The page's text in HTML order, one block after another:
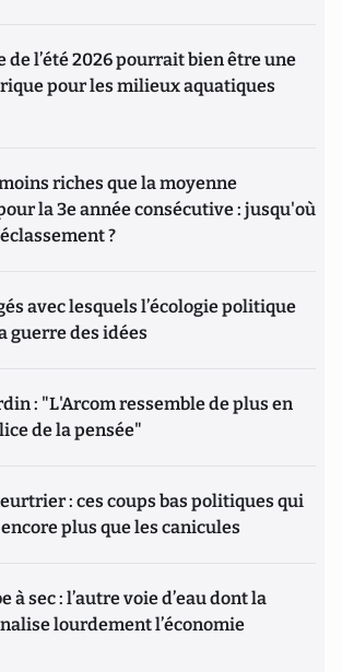
de l’été 2026 pourrait bien être une
pour les milieux aquatiques
riches que la moyenne
la 3e année consécutive : jusqu'où
?
avec lesquels l’écologie politique
guerre des idées
: "L'Arcom ressemble de plus en
de la pensée"
: ces coups bas politiques qui
plus que les canicules
à sec : l’autre voie d’eau dont la
lourdement l’économie